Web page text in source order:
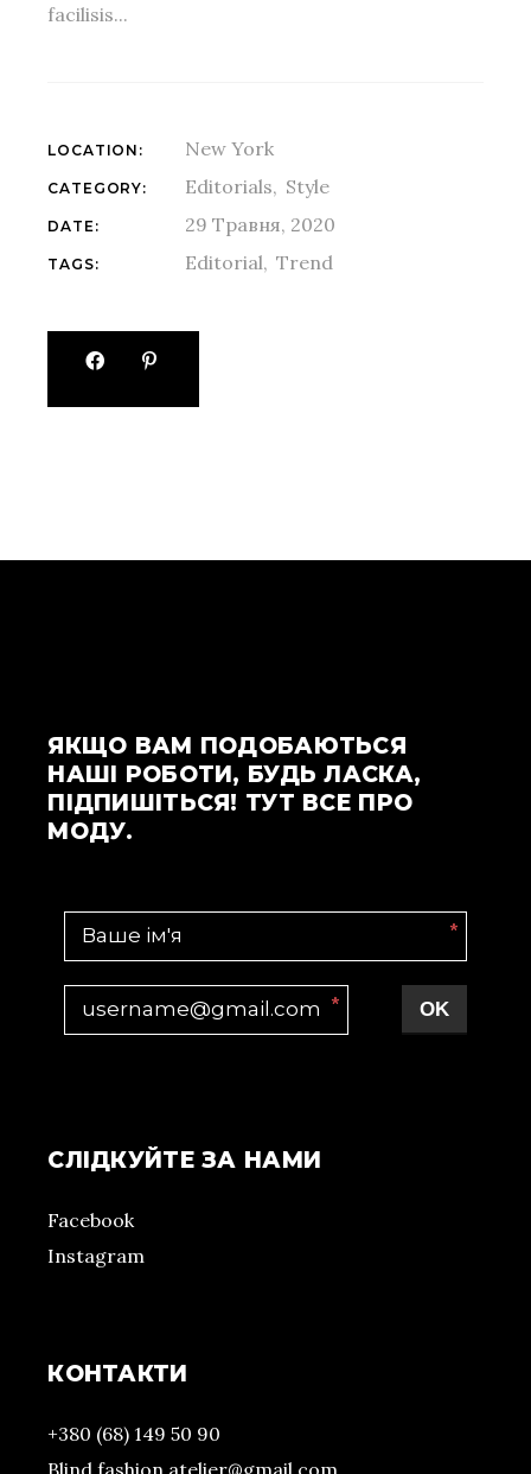
facilisis...
LOCATION: New York
CATEGORY: Editorials Style
DATE: 29 Травня, 2020
TAGS: Editorial Trend
ЯКЩО ВАМ ПОДОБАЮТЬСЯ
НАШІ РОБОТИ, БУДЬ ЛАСКА,
ПІДПИШІТЬСЯ! ТУТ ВСЕ ПРО
МОДУ.
*
* OK
СЛІДКУЙТЕ ЗА НАМИ
Facebook
Instagram
КОНТАКТИ
+380 (68) 149 50 90
Blind.fashion.atelier@gmail.com